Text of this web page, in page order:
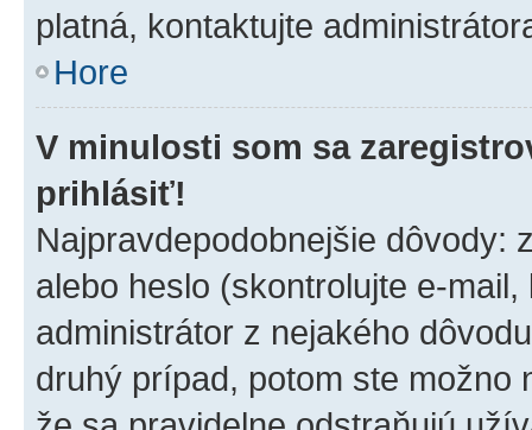
platná, kontaktujte
Hore
V minulosti som sa
prihlásiť!
Najpravdepodobnejšie dôvody:
alebo heslo (skontrolujte e-
administrátor z nejakého
druhý prípad, potom ste možno